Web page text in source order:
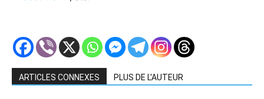
ARTICLES CONNEXES PLUS DE L'AUTEUR